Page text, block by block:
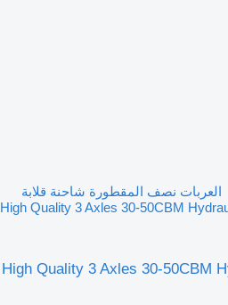
العربات نصف المقطورة شاحنة قلابة
High Quality 3 Axles 30-50CBM
High Quality 3 Axles 30-50CBM